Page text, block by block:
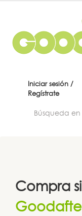
Iniciar sesión /
Regístrate
Compra